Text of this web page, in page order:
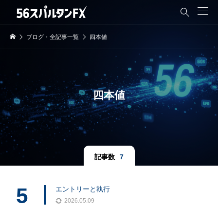

ブログ・全記事一覧 四本値
四本値
記事数 7
5 エントリーと執行
2026.05.09